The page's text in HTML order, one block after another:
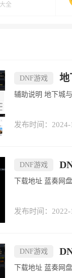
全
DNF游戏 地
辅助说明
发布时间：2024-
DNF游戏
下载地址 蓝奏网盘
发布时间：2022-
DNF游戏
下载地址 蓝奏网盘